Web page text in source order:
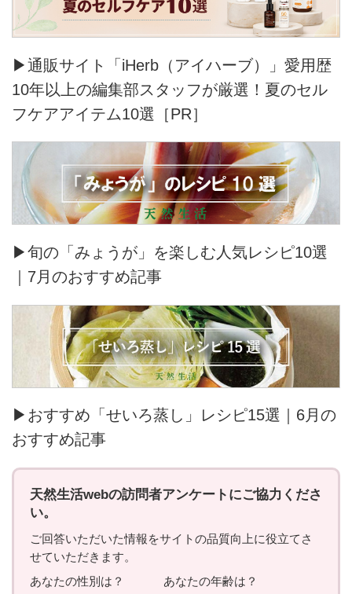
▶通販サイト「iHerb（アイハーブ）」愛用歴
10年以上の編集部スタッフが厳選！夏のセル
フケアアイテム10選［PR］
▶旬の「みょうが」を楽しむ人気レシピ10選
｜7月のおすすめ記事
▶おすすめ「せいろ蒸し」レシピ15選｜6月の
おすすめ記事